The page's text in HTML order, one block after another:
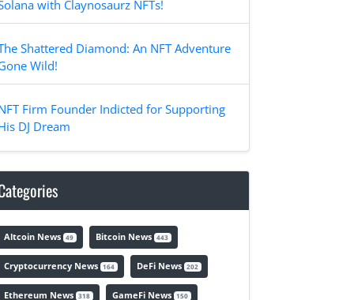
with Claynosaurz NFTs!
Shattered Diamond: An NFT Adventure
Wild!
Firm Founder Indicted for Supporting
DJ Dream
Altcoin News 49 Bitcoin News 443
Cryptocurrency News 164 DeFi News 202
Ethereum News 318 GameFi News 150